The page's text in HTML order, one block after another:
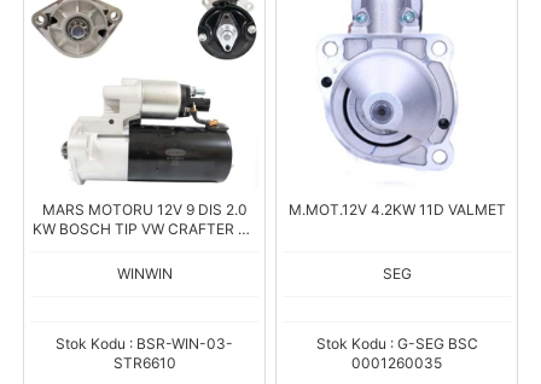
MARS MOTORU 12V 9 DIS 2.0
KW BOSCH TIP VW CRAFTER 30
WINWIN
Stok Kodu : BSR-WIN-03-
STR6610
M.MOT.12V 4.2KW 11D VALMET
SEG
Stok Kodu : G-SEG BSC
0001260035